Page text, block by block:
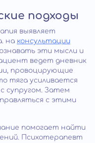
подходы
выявляет
на консультации
эти мысли и
ведет дневник
провоцирующие
тяга усиливается
супругом. Затем
с этими
помогает найти
Психотерапевт